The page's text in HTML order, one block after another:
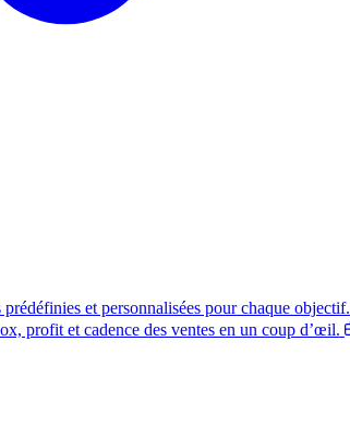
prédéfinies et personnalisées pour chaque objectif.
profit et cadence des ventes en un coup d’œil.